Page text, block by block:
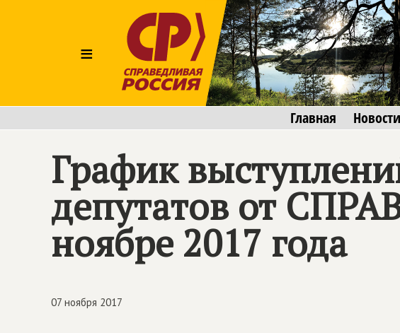
≡
Главная Новости
График
депутатов от
ноябре 2017 года
07 ноября 2017